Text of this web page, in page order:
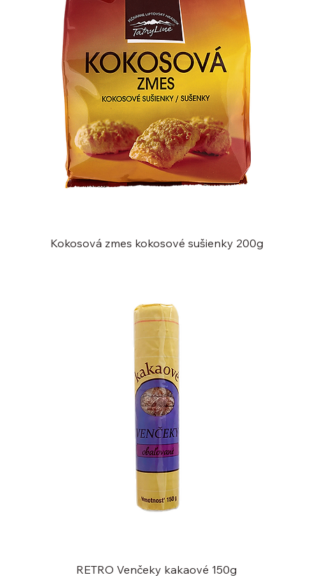
Kokosová zmes kokosové sušienky 200g
RETRO Venčeky kakaové 150g